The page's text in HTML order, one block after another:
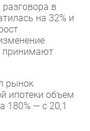
в
на 32% и
принимают
рынок
ипотеки объем
180% — с 20,1